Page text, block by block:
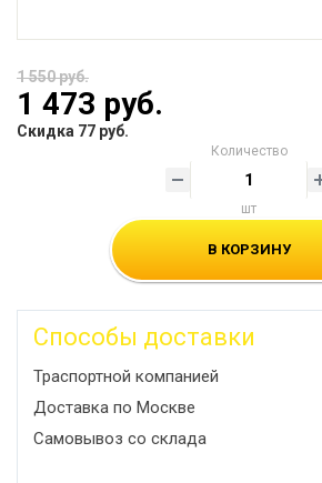
1 550 руб.
1 473 руб.
Скидка 77 руб.
Количество
шт
В КОРЗИНУ
Способы доставки
Траспортной компанией
Доставка по Москве
Самовывоз со склада